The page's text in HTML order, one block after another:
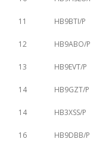
11 HB9BTI/P
12 HB9ABO/P
13 HB9EVT/P
14 HB9GZT/P
14 HB3XSS/P
16 HB9DBB/P